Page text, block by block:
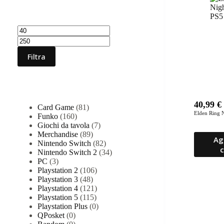
Elden Ring
40,99€
Prezzo
Min
Max
Filtra
Card Game (81)
Funko (160)
Giochi da tavola (7)
Merchandise (89)
Nintendo Switch (82)
Nintendo Switch 2 (34)
PC (3)
Playstation 2 (106)
Playstation 3 (48)
Playstation 4 (121)
Playstation 5 (115)
Playstation Plus (0)
QPosket (0)